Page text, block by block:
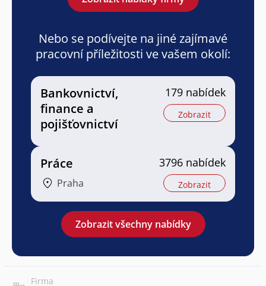
Nebo se podívejte na jiné zajímavé
pracovní příležitosti ve vašem okolí:
Bankovnictví,
finance a
pojišťovnictví
179 nabídek
Zobrazit
Práce
Praha
3796 nabídek
Zobrazit
Zobrazit všechny nabídky
Firma